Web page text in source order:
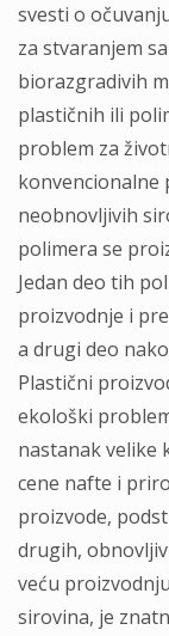
svesti o
za stvaranjem
biorazgradivih
plastičnih ili
problem za
konvencionalne
neobnovljivih
polimera se
Jedan deo tih
proizvodnje i
a drugi deo
Plastični
ekološki
nastanak velike
cene nafte i
proizvode,
drugih,
veću
sirovina, je